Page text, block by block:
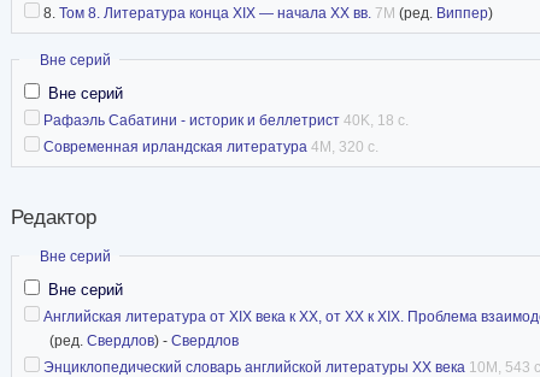
источник
8. Том 8. Литература конца XIX — начала XX вв. 7M (ред. Виппер)
Скрыть
Вне серий
Вне серий
Рафаэль Сабатини - историк и беллетрист 40K, 18 с.
Современная ирландская литература 4M, 320 с.
Редактор
Скрыть
Вне серий
Вне серий
Английская литература от XIX века к XX, от XX к XIX. Проблема
(ред. Свердлов) - Свердлов
Энциклопедический словарь английской литературы XX века 10M, 543